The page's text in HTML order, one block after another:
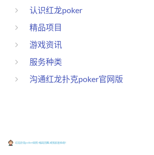
认识红龙poker
精品项目
游戏资讯
服务种类
沟通红龙扑克poker官网版